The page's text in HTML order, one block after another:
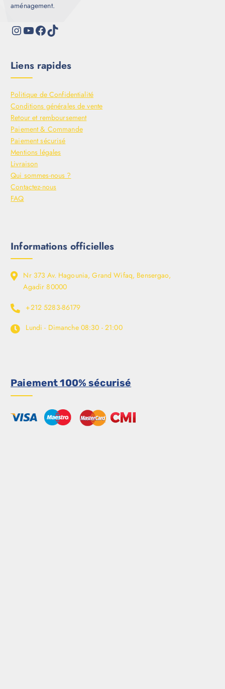
aménagement.
Liens rapides
Politique de Confidentialité
Conditions générales de vente
Retour et remboursement
Paiement & Commande
Paiement sécurisé
Mentions légales
Livraison
Qui sommes-nous ?
Contactez-nous
FAQ
Informations officielles
Nr 373 Av. Hagounia, Grand Wifaq, Bensergao,
Agadir 80000
+212 5283-86179
Lundi - Dimanche 08:30 - 21:00
Paiement 100% sécurisé